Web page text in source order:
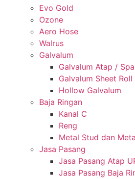
Evo Gold
Ozone
Aero Hose
Walrus
Galvalum
Galvalum Atap /
Galvalum Sheet Roll
Hollow Galvalum
Baja Ringan
Kanal C
Reng
Metal Stud dan
Jasa Pasang
Jasa Pasang Atap
Jasa Pasang Baja